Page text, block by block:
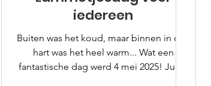
iedereen
Buiten was het koud, maar binnen in ons
hart was het heel warm... Wat een
fantastische dag werd 4 mei 2025! Jullie